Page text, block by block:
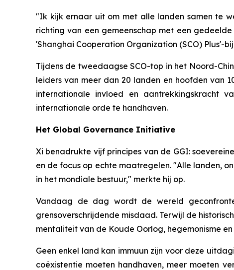
"Ik kijk ernaar uit om met alle landen samen te
richting van een gemeenschap met een
'Shanghai Cooperation Organization (SCO) Plus'-
Tijdens de tweedaagse SCO-top in het Noord-
leiders van meer dan 20 landen en hoofden van
internationale invloed en aantrekkingskracht
internationale orde te handhaven.
Het Global Governance Initiative
Xi benadrukte vijf principes van de GGI:
en de focus op echte maatregelen. "Alle landen,
in het mondiale bestuur," merkte hij op.
Vandaag de dag wordt de wereld
grensoverschrijdende misdaad. Terwijl de
mentaliteit van de Koude Oorlog, hegemonisme
Geen enkel land kan immuun zijn voor deze
coëxistentie moeten handhaven, meer moeten